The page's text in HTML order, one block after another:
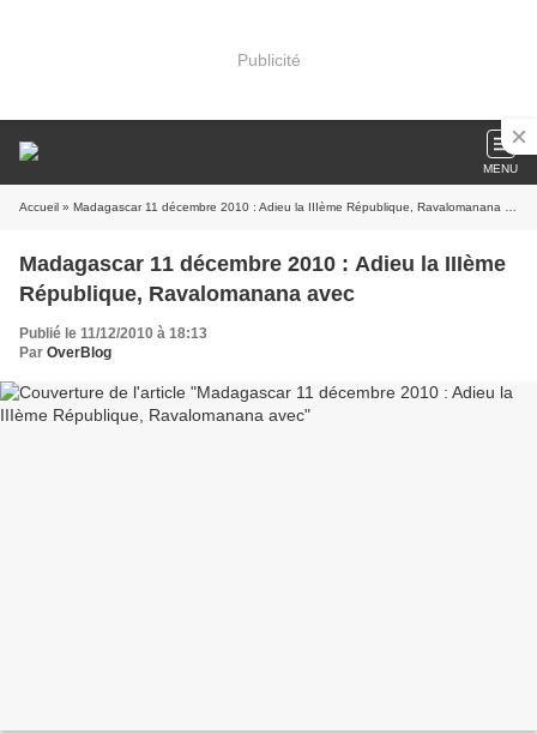
Publicité
MENU
Accueil » Madagascar 11 décembre 2010 : Adieu la IIIème République, Ravalomanana avec
Madagascar 11 décembre 2010 : Adieu la IIIème
République, Ravalomanana avec
Publié le 11/12/2010 à 18:13
Par OverBlog